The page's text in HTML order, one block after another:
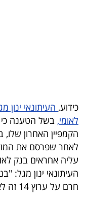
הכלכלי
פודקאסט
40
UNDER
40
כידוע, העיתונאי
לאומי, בשל הטענה
הקמפיין האחרון שלו,
לאחר שפרסם את
עליה אחראים בנק
העיתונאי ינון מגל:
חרם על ערוץ 14 זה לא יעבוד".